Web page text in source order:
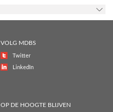
VOLG MDBS
Twitter
LinkedIn
OP DE HOOGTE BLIJVEN